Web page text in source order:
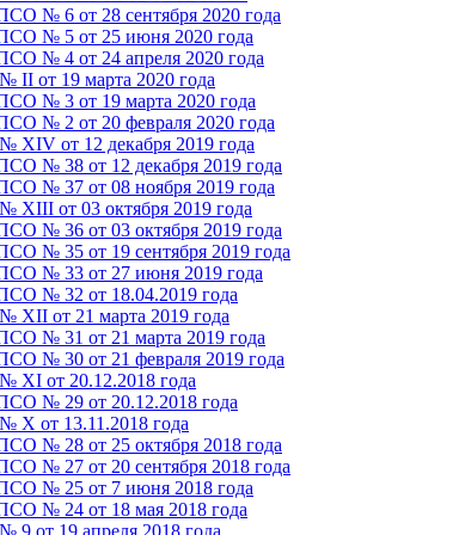
№ 6 от 28 сентября 2020 года
№ 5 от 25 июня 2020 года
№ 4 от 24 апреля 2020 года
II от 19 марта 2020 года
№ 3 от 19 марта 2020 года
№ 2 от 20 февраля 2020 года
от 12 декабря 2019 года
№ 38 от 12 декабря 2019 года
№ 37 от 08 ноября 2019 года
от 03 октября 2019 года
№ 36 от 03 октября 2019 года
№ 35 от 19 сентября 2019 года
№ 33 от 27 июня 2019 года
№ 32 от 18.04.2019 года
XII от 21 марта 2019 года
№ 31 от 21 марта 2019 года
№ 30 от 21 февраля 2019 года
XI от 20.12.2018 года
№ 29 от 20.12.2018 года
X от 13.11.2018 года
№ 28 от 25 октября 2018 года
№ 27 от 20 сентября 2018 года
№ 25 от 7 июня 2018 года
№ 24 от 18 мая 2018 года
от 19 апреля 2018 года